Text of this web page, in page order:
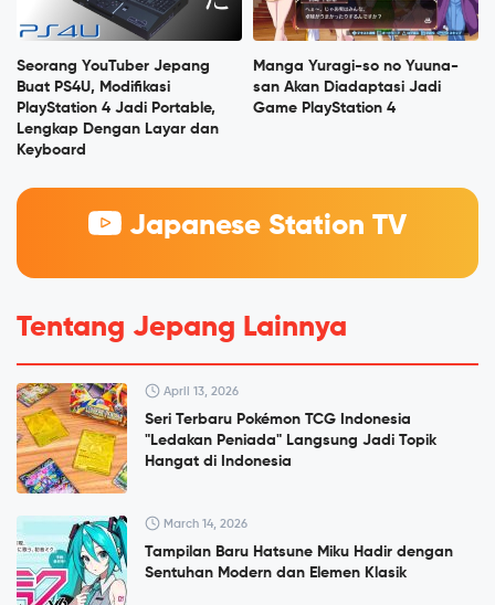
Seorang YouTuber Jepang
Buat PS4U, Modifikasi
PlayStation 4 Jadi Portable,
Lengkap Dengan Layar dan
Keyboard
Manga Yuragi-so no Yuuna-
san Akan Diadaptasi Jadi
Game PlayStation 4
Japanese Station TV
Tentang Jepang Lainnya
April 13, 2026
Seri Terbaru Pokémon TCG Indonesia
"Ledakan Peniada" Langsung Jadi Topik
Hangat di Indonesia
March 14, 2026
Tampilan Baru Hatsune Miku Hadir dengan
Sentuhan Modern dan Elemen Klasik